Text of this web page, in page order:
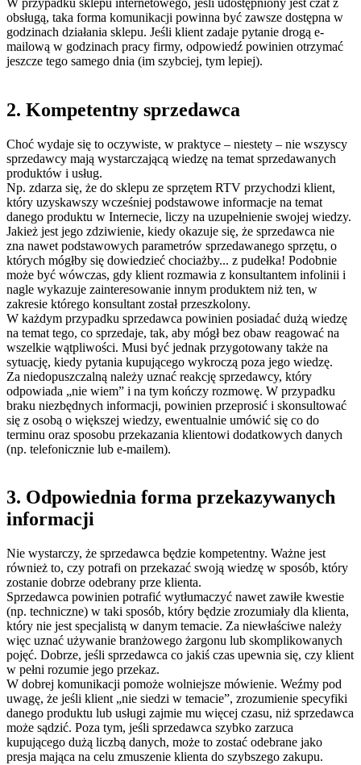
obsługą, taka forma komunikacji powinna być zawsze dostępna w
godzinach działania sklepu. Jeśli klient zadaje pytanie drogą e-
mailową w godzinach pracy firmy, odpowiedź powinien otrzymać
jeszcze tego samego dnia (im szybciej, tym lepiej).
2. Kompetentny sprzedawca
Choć wydaje się to oczywiste, w praktyce – niestety – nie wszyscy
sprzedawcy mają wystarczającą wiedzę na temat sprzedawanych
produktów i usług.
Np. zdarza się, że do sklepu ze sprzętem RTV przychodzi klient,
który uzyskawszy wcześniej podstawowe informacje na temat
danego produktu w Internecie, liczy na uzupełnienie swojej wiedzy.
Jakież jest jego zdziwienie, kiedy okazuje się, że sprzedawca nie
zna nawet podstawowych parametrów sprzedawanego sprzętu, o
których mógłby się dowiedzieć chociażby... z pudełka! Podobnie
może być wówczas, gdy klient rozmawia z konsultantem infolinii i
nagle wykazuje zainteresowanie innym produktem niż ten, w
zakresie którego konsultant został przeszkolony.
W każdym przypadku sprzedawca powinien posiadać dużą wiedzę
na temat tego, co sprzedaje, tak, aby mógł bez obaw reagować na
wszelkie wątpliwości. Musi być jednak przygotowany także na
sytuację, kiedy pytania kupującego wykroczą poza jego wiedzę.
Za niedopuszczalną należy uznać reakcję sprzedawcy, który
odpowiada „nie wiem” i na tym kończy rozmowę. W przypadku
braku niezbędnych informacji, powinien przeprosić i skonsultować
się z osobą o większej wiedzy, ewentualnie umówić się co do
terminu oraz sposobu przekazania klientowi dodatkowych danych
(np. telefonicznie lub e-mailem).
3. Odpowiednia forma przekazywanych
informacji
Nie wystarczy, że sprzedawca będzie kompetentny. Ważne jest
również to, czy potrafi on przekazać swoją wiedzę w sposób, który
zostanie dobrze odebrany prze klienta.
Sprzedawca powinien potrafić wytłumaczyć nawet zawiłe kwestie
(np. techniczne) w taki sposób, który będzie zrozumiały dla klienta,
który nie jest specjalistą w danym temacie. Za niewłaściwe należy
więc uznać używanie branżowego żargonu lub skomplikowanych
pojęć. Dobrze, jeśli sprzedawca co jakiś czas upewnia się, czy klient
w pełni rozumie jego przekaz.
W dobrej komunikacji pomoże wolniejsze mówienie. Weźmy pod
uwagę, że jeśli klient „nie siedzi w temacie”, zrozumienie specyfiki
danego produktu lub usługi zajmie mu więcej czasu, niż sprzedawca
może sądzić. Poza tym, jeśli sprzedawca szybko zarzuca
kupującego dużą liczbą danych, może to zostać odebrane jako
presja mająca na celu zmuszenie klienta do szybszego zakupu.